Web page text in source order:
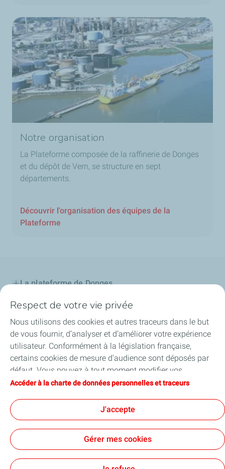
Notre organisation
La Plateforme composée de la raffinerie de Donges
et du dépôt de Vern, se structure en sept
départements.
Découvrir l'organisation des équipes de la
Plateforme
La plateforme de Donges
Notre engagement
Projet d'avenir
Maintenance
Publications
Suivi des signalements
Accessibilité: partiellement conforme
Respect de votre vie privée
Nous utilisons des cookies et autres traceurs dans le but
de vous fournir, d’analyser et d’améliorer votre expérience
utilisateur. Conformément à la législation française,
certains cookies de mesure d'audience sont déposés par
défaut. Vous pouvez à tout moment modifier vos
paramètres de cookies en cliquant sur le bouton « Gérer
vous acceptez le dépôt de l’ensemble des cookies. Dans le
cas où vous cliquez sur « Je refuse », seuls les cookies
techniques nécessaires au bon fonctionnement du site
seront utilisés. Pour plus d’informations, vous pouvez
traceurs ».
Accéder à la charte de données personnelles et traceurs
J'accepte
Gérer mes cookies